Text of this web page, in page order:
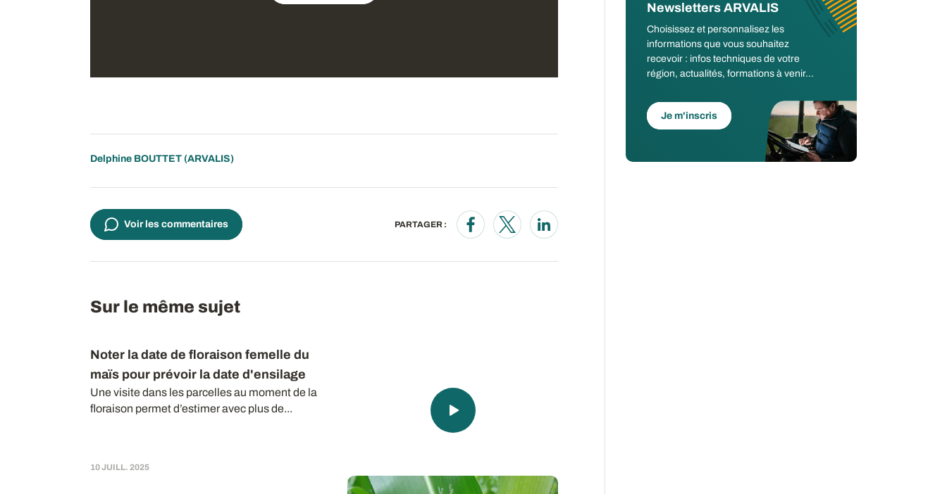
Delphine BOUTTET(ARVALIS)
Voir les commentaires PARTAGER :
Opens in a new window
Opens in a new window
Opens in a new window
Sur le même sujet
Noter la date de floraison femelle du
maïs pour prévoir la date d'ensilage
Une visite dans les parcelles au moment de la
floraison permet d’estimer avec plus de...
10 JUILL. 2025
Newsletters ARVALIS
Choisissez et personnalisez les
informations que vous souhaitez
recevoir : infos techniques de votre
région, actualités, formations à venir...
Je m'inscris